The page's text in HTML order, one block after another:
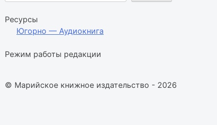
Ресурсы
Югорно — Аудиокнига
Режим работы редакции
© Марийское книжное издательство - 2026